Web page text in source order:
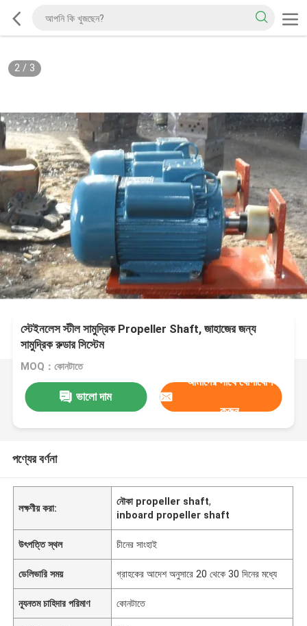
2/ 3
স্টেইনলেস স্টীল সামুদ্রিক Propeller Shaft, জাহাজের জন্য
সামুদ্রিক রুডার সিস্টেম
MOQ：কোনটাতে
ভালো দাম
আমাদের সাথে যোগাযোগ
করুন
পণ্যের বর্ণনা
লক্ষণীয় করা:
নৌকা propeller shaft,
inboard propeller shaft
উৎপত্তি স্থল চীনের সাংহাই
ডেলিভারি সময় গ্রাহকের আদেশ অনুসারে 20 থেকে 30 দিনের মধ্যে
ন্যূনতম চাহিদার পরিমাণ কোনটাতে